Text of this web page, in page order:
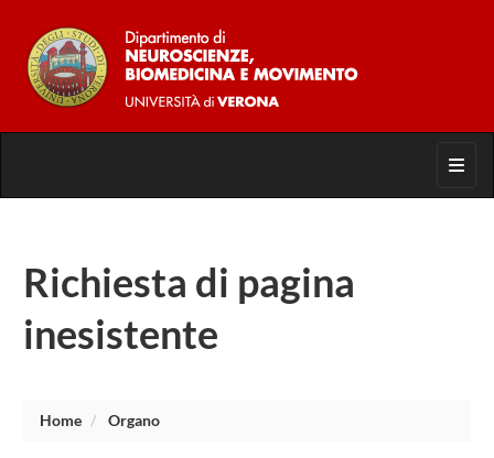
Richiesta di pagina
inesistente
Home Organo